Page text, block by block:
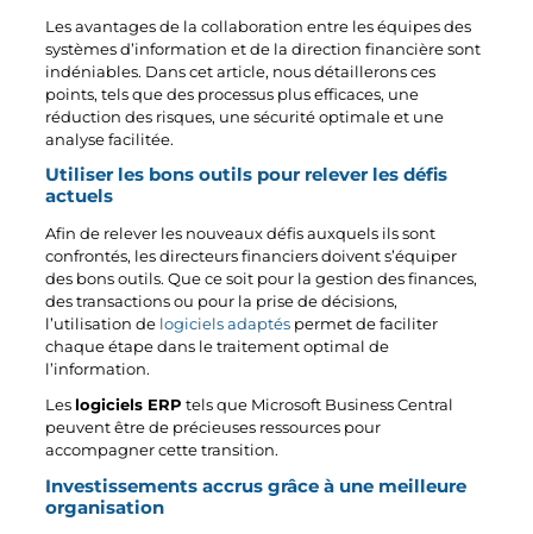
Les avantages de la collaboration entre les équipes des
systèmes d’information et de la direction financière sont
indéniables. Dans cet article, nous détaillerons ces
points, tels que des processus plus efficaces, une
réduction des risques, une sécurité optimale et une
analyse facilitée.
Utiliser les bons outils pour relever les défis
actuels
Afin de relever les nouveaux défis auxquels ils sont
confrontés, les directeurs financiers doivent s’équiper
des bons outils. Que ce soit pour la gestion des finances,
des transactions ou pour la prise de décisions,
l’utilisation de logiciels adaptés permet de faciliter
chaque étape dans le traitement optimal de
l’information.
Les logiciels ERP tels que Microsoft Business Central
peuvent être de précieuses ressources pour
accompagner cette transition.
Investissements accrus grâce à une meilleure
organisation